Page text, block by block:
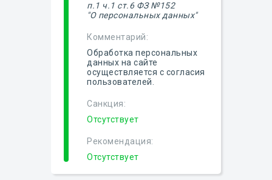
Комментарий:
Санкция:
Обработка персональных
данных на сайте
осуществляется с согласия
пользователей.
п.1 ч.1 ст.6 ФЗ №152
"О персональных данных"
Рекомендация:
Отсутствует
Отсутствует